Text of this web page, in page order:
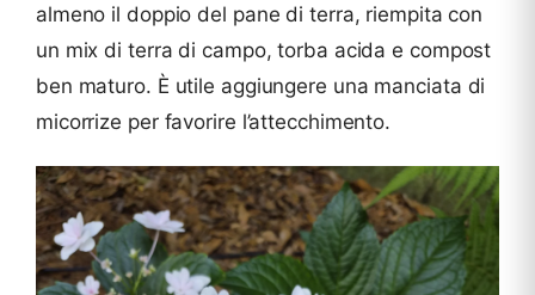
almeno il doppio del pane di terra, riempita con
un mix di terra di campo, torba acida e compost
ben maturo. È utile aggiungere una manciata di
micorrize per favorire l’attecchimento.